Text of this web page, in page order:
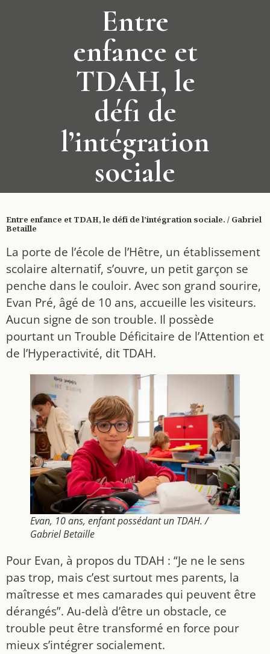
Entre
enfance et
TDAH, le
défi de
l’intégration
sociale
Entre enfance et TDAH, le défi de l’intégration sociale. / Gabriel
Betaille
La porte de l’école de l’Hêtre, un établissement
scolaire alternatif, s’ouvre, un petit garçon se
penche dans le couloir. Avec son grand sourire,
Evan Pré, âgé de 10 ans, accueille les visiteurs.
Aucun signe de son trouble. Il possède
pourtant un Trouble Déficitaire de l’Attention et
de l’Hyperactivité, dit TDAH.
Evan, 10 ans, enfant possédant un TDAH. /
Gabriel Betaille
Pour Evan, à propos du TDAH : “Je ne le sens
pas trop, mais c’est surtout mes parents, la
maîtresse et mes camarades qui peuvent être
dérangés”. Au-delà d’être un obstacle, ce
trouble peut être transformé en force pour
mieux s’intégrer socialement.